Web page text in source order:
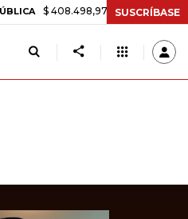
$ 408.498,97 +$ 8.753,81 +2,19%
SUSCRÍBASE